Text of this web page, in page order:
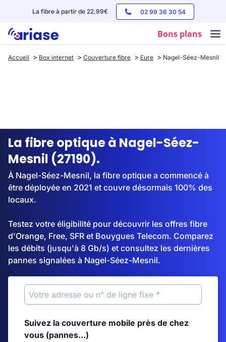
La fibre à partir de 22,99€ 02 99 36 30 54
Bons plans
Box internet
Streaming
Accueil Box internet Couverture fibre Eure Nagel-Séez-Mesnil
La fibre optique à Nagel-Séez-
Mesnil (27190).
À Nagel-Séez-Mesnil, la fibre optique a commencé à
être déployée en 2021 et couvre désormais 100% des
locaux.
Testez votre éligibilité pour découvrir les offres fibre
d'Orange, Free, SFR et Bouygues Telecom. Comparez
les débits (jusqu'à 8 Gb/s) et consultez les dernières
pannes signalées à Nagel-Séez-Mesnil.
Suivez la couverture mobile près de chez
vous (pannes...)